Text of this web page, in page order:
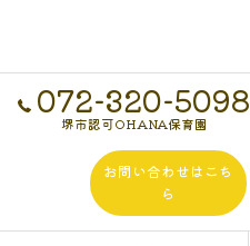
072-320-5098
堺市認可OHANA保育園
お問い合わせはこち
ら